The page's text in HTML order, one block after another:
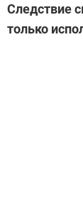
Следствие
только